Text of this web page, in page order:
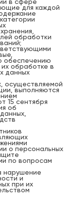
в сфере
для каждой
обработки
обеспечению
обработке в
данных
осуществляемой
выполняются
15 сентября
об
о персональных
по вопросам
нарушение
и
при их